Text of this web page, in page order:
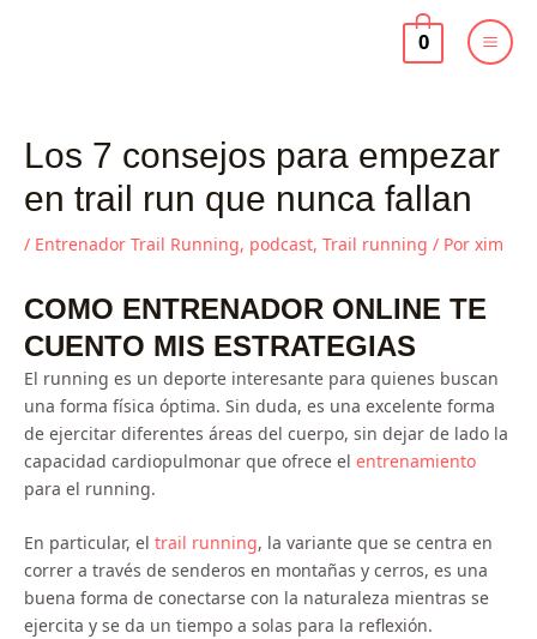
0
Los 7 consejos para empezar
en trail run que nunca fallan
/ Entrenador Trail Running, podcast, Trail running / Por xim
COMO ENTRENADOR ONLINE TE
CUENTO MIS ESTRATEGIAS
El running es un deporte interesante para quienes buscan
una forma física óptima. Sin duda, es una excelente forma
de ejercitar diferentes áreas del cuerpo, sin dejar de lado la
capacidad cardiopulmonar que ofrece el entrenamiento
para el running.
En particular, el trail running, la variante que se centra en
correr a través de senderos en montañas y cerros, es una
buena forma de conectarse con la naturaleza mientras se
ejercita y se da un tiempo a solas para la reflexión.